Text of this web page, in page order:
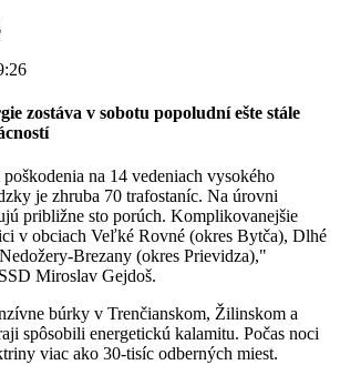
zostáva v sobotu popoludní ešte stále
na 14 vedeniach vysokého
je zhruba 70 trafostaníc. Na úrovni
približne sto porúch. Komplikovanejšie
v obciach Veľké Rovné (okres Bytča), Dlhé
Brezany (okres Prievidza),"
Miroslav Gejdoš.
búrky v Trenčianskom, Žilinskom a
spôsobili energetickú kalamitu. Počas noci
viac ako 30-tisíc odberných miest.